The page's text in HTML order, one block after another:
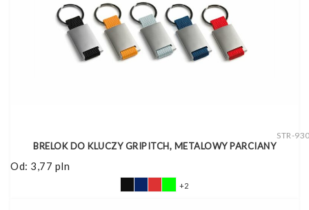
STR-
BRELOK DO KLUCZY GRIPITCH, METALOWY PARCIANY
Od: 3,77 pln
+2